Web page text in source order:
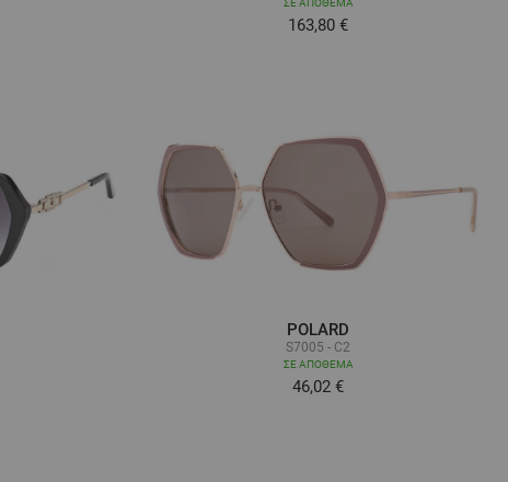
ΣΕ ΑΠΌΘΕΜΑ
163,80 €
POLARD
S7005 - C2
ΣΕ ΑΠΌΘΕΜΑ
46,02 €